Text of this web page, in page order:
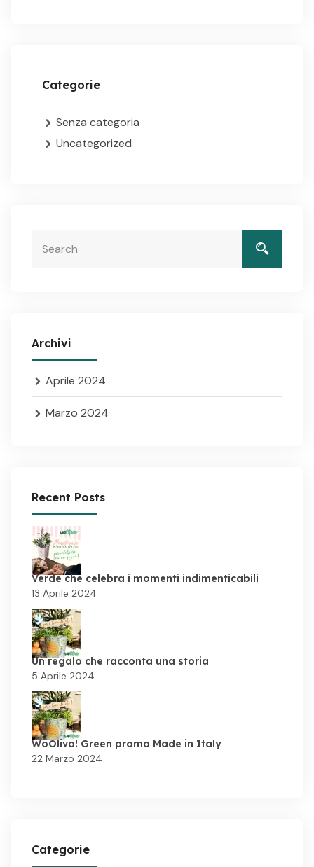
Categorie
Senza categoria
Uncategorized
Archivi
Aprile 2024
Marzo 2024
Recent Posts
Verde che celebra i momenti indimenticabili
13 Aprile 2024
Un regalo che racconta una storia
5 Aprile 2024
WoOlivo! Green promo Made in Italy
22 Marzo 2024
Categorie